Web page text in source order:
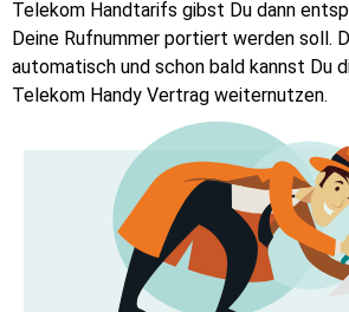
Telekom Handtarifs gibst Du dann
Deine Rufnummer portiert werden soll.
automatisch und schon bald kannst Du
Telekom Handy Vertrag weiternutzen.